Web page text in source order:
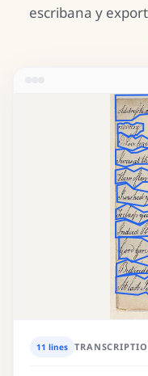
escribana y
11 lines